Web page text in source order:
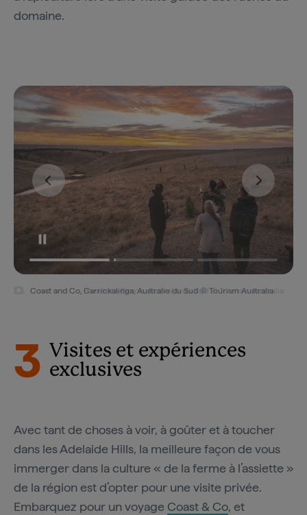
domaine.
Coast and Co, Carrickalinga, Australie du Sud © Tourism Australia
3 Visites et expériences
exclusives
Avec tant de choses à voir, à goûter et à toucher
dans les Adelaide Hills, la meilleure façon de vous
immerger dans la culture « de la ferme à l’assiette »
de la région est d’opter pour une visite privée.
Embarquez pour un voyage Coast & Co, et